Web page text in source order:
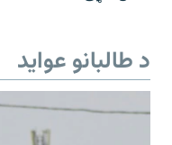
د طالبانو عواید